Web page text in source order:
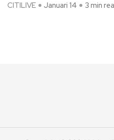
CITILIVE
Januari 14 3 min